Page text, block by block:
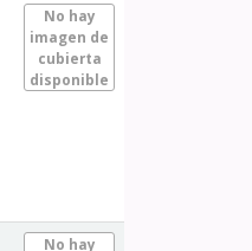
No hay
imagen de
cubierta
disponible
No hay